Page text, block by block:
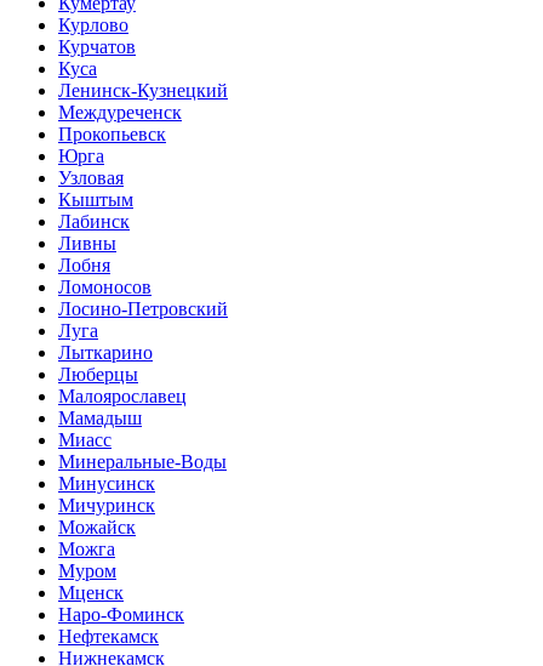
Курлово
Курчатов
Куса
Ленинск-Кузнецкий
Междуреченск
Прокопьевск
Юрга
Узловая
Кыштым
Лабинск
Ливны
Лобня
Ломоносов
Лосино-Петровский
Луга
Лыткарино
Люберцы
Малоярославец
Мамадыш
Миасс
Минеральные-Воды
Минусинск
Мичуринск
Можайск
Можга
Муром
Мценск
Наро-Фоминск
Нефтекамск
Нижнекамск